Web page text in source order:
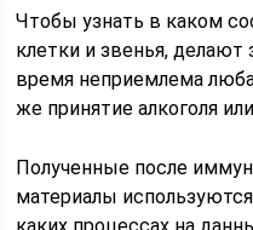
Чтобы узнать в каком
клетки и звенья, делают
время неприемлема
же принятие алкоголя
Полученные после
материалы